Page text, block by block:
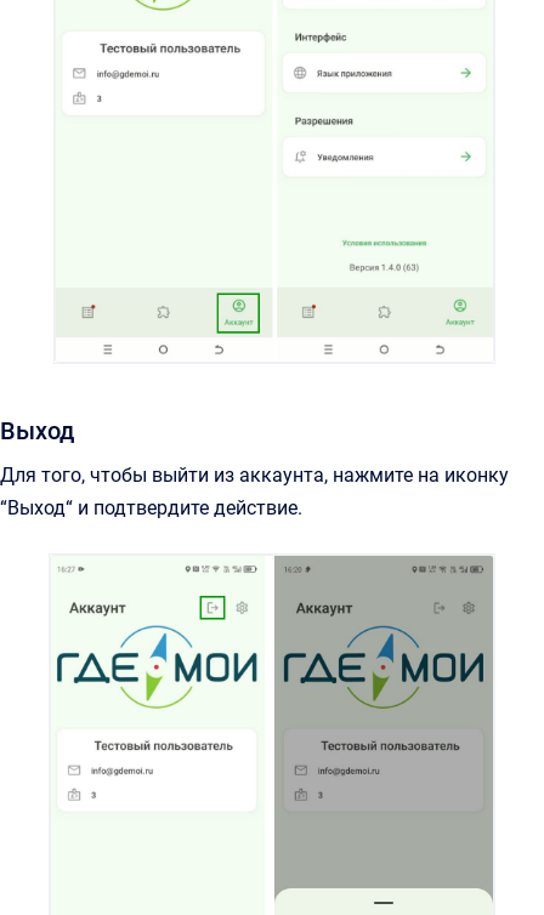
Выход
Для того, чтобы выйти из аккаунта, нажмите на иконку
“Выход“ и подтвердите действие.